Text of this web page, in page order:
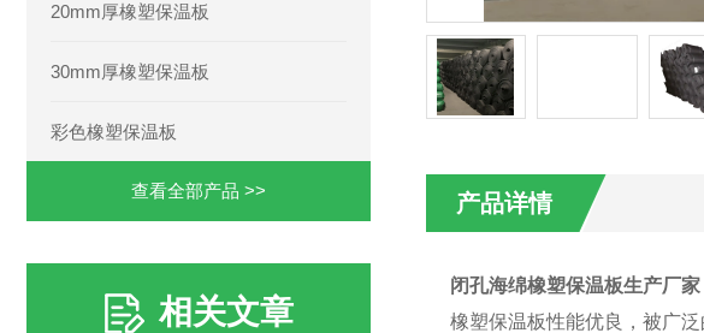
20mm厚橡塑保温板
30mm厚橡塑保温板
彩色橡塑保温板
查看全部产品 >>
相关文章
产品详情
闭孔海绵橡塑保温板生产厂家
橡塑保温板性能优良，被广